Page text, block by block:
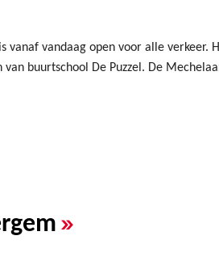
vanaf vandaag open voor alle verkeer.
buurtschool De Puzzel. De
»